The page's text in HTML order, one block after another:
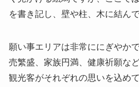
を書き記し、壁や柱、木に結ん
願い事エリアは非常ににぎやか
売繁盛、家族円満、健康祈願な
観光客がそれぞれの思いを込め